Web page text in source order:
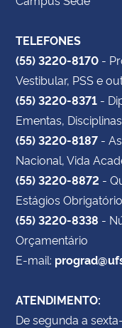
TELEFONES
(55) 3220-8170 -
Vestibular, PSS e
(55) 3220-8371 -
Ementas,
(55) 3220-8187 -
Nacional, Vida
(55) 3220-8872 -
Estágios
(55) 3220-8338 -
Orçamentário
E-mail:
ATENDIMENTO:
De segunda a